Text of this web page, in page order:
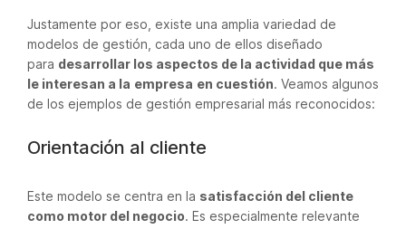
Justamente por eso, existe una amplia variedad de
modelos de gestión, cada uno de ellos diseñado
para desarrollar los aspectos de la actividad que más
le interesan a la empresa en cuestión. Veamos algunos
de los ejemplos de gestión empresarial más reconocidos:
Orientación al cliente
Este modelo se centra en la satisfacción del cliente
como motor del negocio. Es especialmente relevante